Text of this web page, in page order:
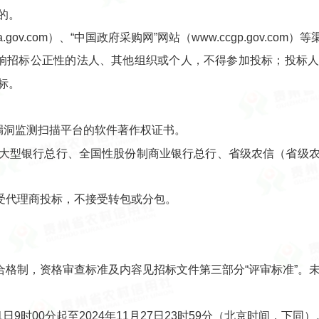
。
）、“中国政府采购网”网站（www.ccgp.gov.com）等
招标公正性的法人、其他组织或个人，不得参加投标；投标
。
监测扫描平台的软件著作权证书。
型银行总行、全国性股份制商业银行总行、省级农信（省级
理商投标，不接受转包或分包。
制，资格审查标准及内容见招标文件第三部分“评审标准”。
9时00分起至2024年11月27日23时59分（北京时间，下同）